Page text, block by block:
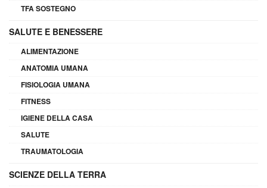
TFA SOSTEGNO
SALUTE E BENESSERE
ALIMENTAZIONE
ANATOMIA UMANA
FISIOLOGIA UMANA
FITNESS
IGIENE DELLA CASA
SALUTE
TRAUMATOLOGIA
SCIENZE DELLA TERRA